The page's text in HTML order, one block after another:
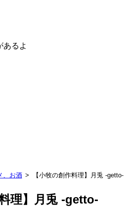
あるよ
、お酒 【小牧の創作料理】月兎 -getto-
理】月兎 -getto-